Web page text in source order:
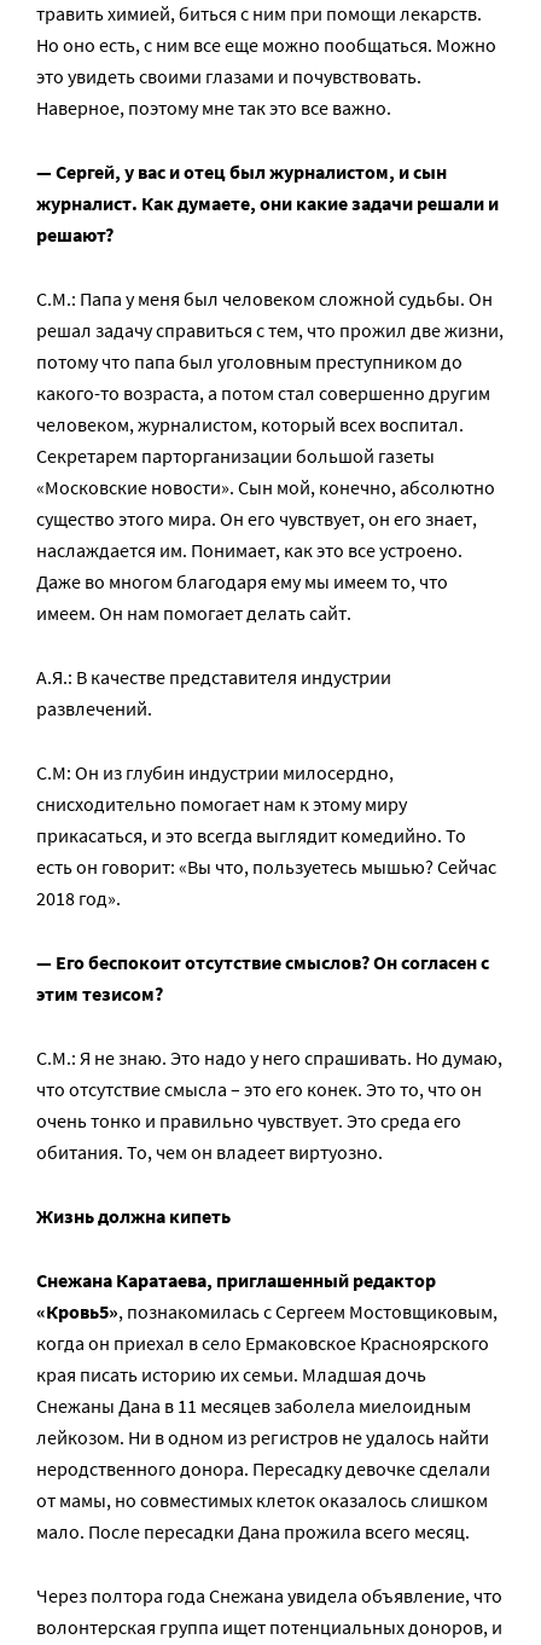
травить химией, биться с ним при помощи лекарств.
Но оно есть, с ним все еще можно пообщаться. Можно
это увидеть своими глазами и почувствовать.
Наверное, поэтому мне так это все важно.
— Сергей, у вас и отец был журналистом, и сын
журналист. Как думаете, они какие задачи решали и
решают?
С.М.: Папа у меня был человеком сложной судьбы. Он
решал задачу справиться с тем, что прожил две жизни,
потому что папа был уголовным преступником до
какого-то возраста, а потом стал совершенно другим
человеком, журналистом, который всех воспитал.
Секретарем парторганизации большой газеты
«Московские новости». Сын мой, конечно, абсолютно
существо этого мира. Он его чувствует, он его знает,
наслаждается им. Понимает, как это все устроено.
Даже во многом благодаря ему мы имеем то, что
имеем. Он нам помогает делать сайт.
А.Я.: В качестве представителя индустрии
развлечений.
С.М: Он из глубин индустрии милосердно,
снисходительно помогает нам к этому миру
прикасаться, и это всегда выглядит комедийно. То
есть он говорит: «Вы что, пользуетесь мышью? Сейчас
2018 год».
— Его беспокоит отсутствие смыслов? Он согласен с
этим тезисом?
С.М.: Я не знаю. Это надо у него спрашивать. Но думаю,
что отсутствие смысла – это его конек. Это то, что он
очень тонко и правильно чувствует. Это среда его
обитания. То, чем он владеет виртуозно.
Жизнь должна кипеть
Снежана Каратаева, приглашенный редактор
«Кровь5», познакомилась с Сергеем Мостовщиковым,
когда он приехал в село Ермаковское Красноярского
края писать историю их семьи. Младшая дочь
Снежаны Дана в 11 месяцев заболела миелоидным
лейкозом. Ни в одном из регистров не удалось найти
неродственного донора. Пересадку девочке сделали
от мамы, но совместимых клеток оказалось слишком
мало. После пересадки Дана прожила всего месяц.
Через полтора года Снежана увидела объявление, что
волонтерская группа ищет потенциальных доноров, и